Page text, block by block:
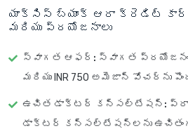
యాక్సిస్ బ్యాంక్ ఆరా క్రెడిట్
మరియు ప్రయోజనాలు
స్వాగత ఆఫర్: స్వాగత
మరియు INR 750 అమెజాన్ వోచర్‌ను
ఉచిత డాక్టర్ కన్సల్టేషన్:
డాక్టర్ కన్సల్టేషన్‌లను ఉచితంగా